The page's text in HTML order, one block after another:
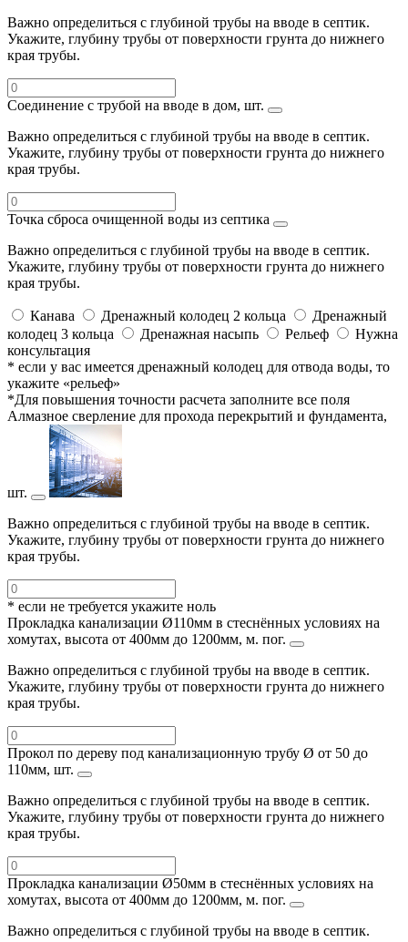
Важно определиться с глубиной трубы на вводе в септик.
Укажите, глубину трубы от поверхности грунта до нижнего
края трубы.
Соединение с трубой на вводе в дом, шт.
Важно определиться с глубиной трубы на вводе в септик.
Укажите, глубину трубы от поверхности грунта до нижнего
края трубы.
Точка сброса очищенной воды из септика
Важно определиться с глубиной трубы на вводе в септик.
Укажите, глубину трубы от поверхности грунта до нижнего
края трубы.
Канава Дренажный колодец 2 кольца
Дренажный
колодец 3 кольца
Дренажная насыпь Рельеф
Нужна
консультация
* если у вас имеется дренажный колодец для отвода воды, то
укажите «рельеф»
*Для повышения точности расчета заполните все поля
Алмазное сверление для прохода перекрытий и фундамента,
шт.
Важно определиться с глубиной трубы на вводе в септик.
Укажите, глубину трубы от поверхности грунта до нижнего
края трубы.
* если не требуется укажите ноль
Прокладка канализации Ø110мм в стеснённых условиях на
хомутах, высота от 400мм до 1200мм, м. пог.
Важно определиться с глубиной трубы на вводе в септик.
Укажите, глубину трубы от поверхности грунта до нижнего
края трубы.
Прокол по дереву под канализационную трубу Ø от 50 до
110мм, шт.
Важно определиться с глубиной трубы на вводе в септик.
Укажите, глубину трубы от поверхности грунта до нижнего
края трубы.
Прокладка канализации Ø50мм в стеснённых условиях на
хомутах, высота от 400мм до 1200мм, м. пог.
Важно определиться с глубиной трубы на вводе в септик.